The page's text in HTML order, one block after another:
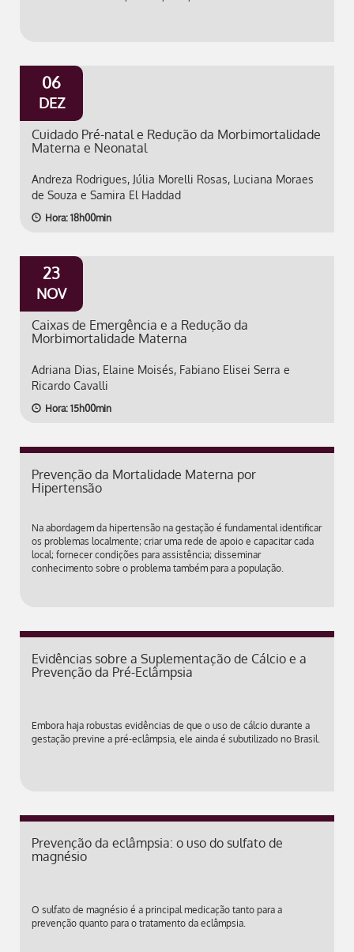
06
DEZ
Cuidado Pré-natal e Redução da Morbimortalidade
Materna e Neonatal
Andreza Rodrigues, Júlia Morelli Rosas, Luciana Moraes
de Souza e Samira El Haddad
Hora: 18h00min
23
NOV
Caixas de Emergência e a Redução da
Morbimortalidade Materna
Adriana Dias, Elaine Moisés, Fabiano Elisei Serra e
Ricardo Cavalli
Hora: 15h00min
Prevenção da Mortalidade Materna por
Hipertensão
Na abordagem da hipertensão na gestação é fundamental identificar
os problemas localmente; criar uma rede de apoio e capacitar cada
local; fornecer condições para assistência; disseminar
conhecimento sobre o problema também para a população.
Evidências sobre a Suplementação de Cálcio e a
Prevenção da Pré-Eclâmpsia
Embora haja robustas evidências de que o uso de cálcio durante a
gestação previne a pré-eclâmpsia, ele ainda é subutilizado no Brasil.
Prevenção da eclâmpsia: o uso do sulfato de
magnésio
O sulfato de magnésio é a principal medicação tanto para a
prevenção quanto para o tratamento da eclâmpsia.